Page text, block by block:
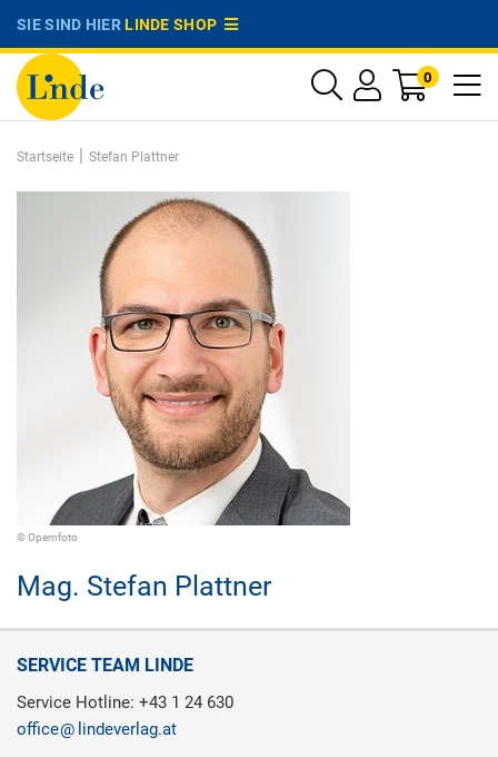
SIE SIND HIERLINDE SHOP
0
Startseite | Stefan Plattner
© Opernfoto
Mag. Stefan Plattner
SERVICE TEAM LINDE
Service Hotline: +43 1 24 630
office
lindeverlag.at